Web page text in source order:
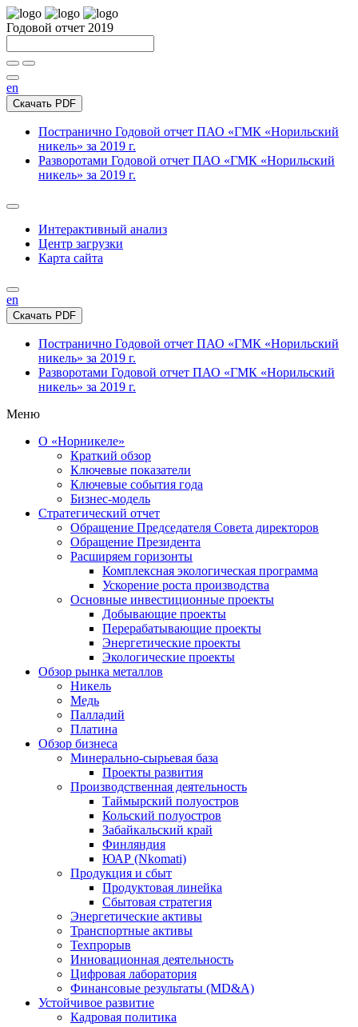
Годовой отчет 2019
en
Скачать PDF
Постранично Годовой отчет ПАО «ГМК «Норильский
никель» за 2019 г.
Разворотами Годовой отчет ПАО «ГМК «Норильский
никель» за 2019 г.
Интерактивный анализ
Центр загрузки
Карта сайта
en
Скачать PDF
Постранично Годовой отчет ПАО «ГМК «Норильский
никель» за 2019 г.
Разворотами Годовой отчет ПАО «ГМК «Норильский
никель» за 2019 г.
Меню
О «Норникеле»
Краткий обзор
Ключевые показатели
Ключевые события года
Бизнес-модель
Стратегический отчет
Обращение Председателя Совета директоров
Обращение Президента
Расширяем горизонты
Комплексная экологическая программа
Ускорение роста производства
Основные инвестиционные проекты
Добывающие проекты
Перерабатывающие проекты
Энергетические проекты
Экологические проекты
Обзор рынка металлов
Никель
Медь
Палладий
Платина
Обзор бизнеса
Минерально-сырьевая база
Проекты развития
Производственная деятельность
Таймырский полуостров
Кольский полуостров
Забайкальский край
Финляндия
ЮАР (Nkomati)
Продукция и сбыт
Продуктовая линейка
Сбытовая стратегия
Энергетические активы
Транспортные активы
Техпрорыв
Инновационная деятельность
Цифровая лаборатория
Финансовые результаты (MD&A)
Устойчивое развитие
Кадровая политика